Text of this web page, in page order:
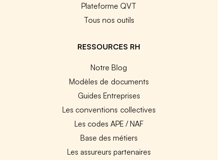
Plateforme QVT
Tous nos outils
RESSOURCES RH
Notre Blog
Modèles de documents
Guides Entreprises
Les conventions collectives
Les codes APE / NAF
Base des métiers
Les assureurs partenaires